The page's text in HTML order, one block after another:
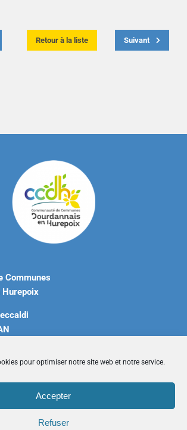
pour optimiser notre site web et notre service.
Accepter
Refuser
Retour à la liste Suivant
Communes
Hurepoix
site|Mentions légales|Contactez-nous